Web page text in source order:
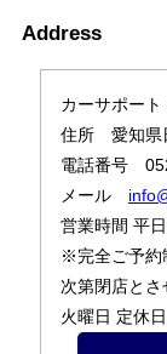
Address
カーサポー
住所 愛知県
電話番号
メール
営業時間 平
※完全ご予約
次第閉店とさ
火曜日 定休